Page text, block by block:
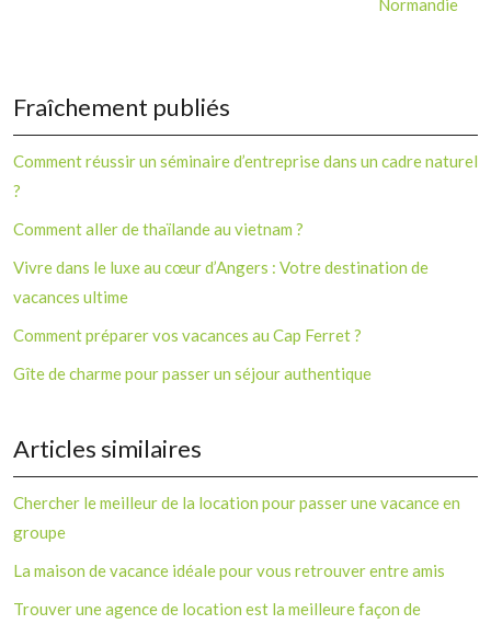
Normandie
Fraîchement publiés
Comment réussir un séminaire d’entreprise dans un cadre naturel
?
Comment aller de thaïlande au vietnam ?
Vivre dans le luxe au cœur d’Angers : Votre destination de
vacances ultime
Comment préparer vos vacances au Cap Ferret ?
Gîte de charme pour passer un séjour authentique
Articles similaires
Chercher le meilleur de la location pour passer une vacance en
groupe
La maison de vacance idéale pour vous retrouver entre amis
Trouver une agence de location est la meilleure façon de